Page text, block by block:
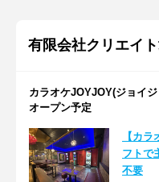
有限会社クリエイ
カラオケJOYJOY(ジョイ
オープン予定
【カ
フトで
不要